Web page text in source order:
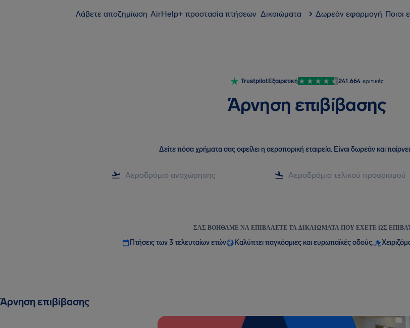
Λάβετε αποζημίωση AirHelp+ προστασία πτήσεων Δικαιώματα Δωρεάν εφαρμογή Ποιοι
TrustpilotΕξαιρετική 241.664 κριτικές
Άρνηση επιβίβασης
Δείτε πόσα χρήματα σας οφείλει η αεροπορική εταιρεία. Είναι δωρεάν και
ΣΑΣ ΒΟΗΘΆΜΕ ΝΑ ΕΠΙΒΆΛΕΤΕ ΤΑ ΔΙΚΑΙΏΜΑΤΑ ΠΟΥ ΈΧΕΤΕ ΩΣ
Πτήσεις των 3 τελευταίων ετών Καλύπτει παγκόσμιες και ευρωπαϊκές οδούς.
Άρνηση επιβίβασης